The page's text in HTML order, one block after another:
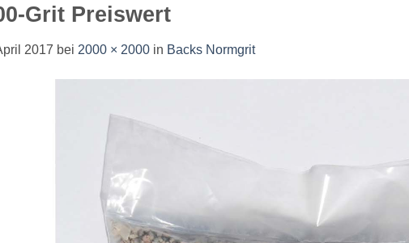
Grit Preiswert
2017 bei 2000 × 2000 in Backs Normgrit